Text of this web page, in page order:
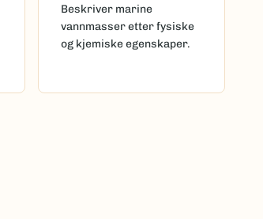
Beskriver marine
vannmasser etter fysiske
og kjemiske egenskaper.